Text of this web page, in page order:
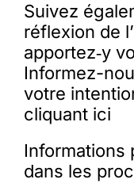
Suivez
réflexion de
apportez‑y
Informez-
votre
cliquant ici
Informations
dans les